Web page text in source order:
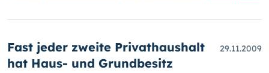
Fast jeder zweite Privathaushalt
hat Haus- und Grundbesitz
29.11.2009